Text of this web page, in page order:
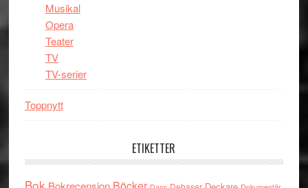
Musikal
Opera
Teater
TV
TV-serier
Toppnytt
ETIKETTER